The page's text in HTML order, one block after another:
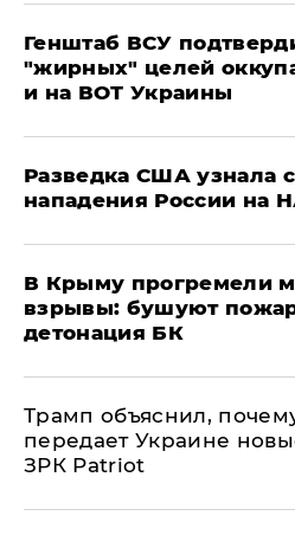
Генштаб ВСУ
"жирных" целей
и на ВОТ Украины
Разведка США узнала
нападения России на
В Крыму прогремели
взрывы: бушуют
детонация БК
Трамп объяснил,
передает Украине
ЗРК Patriot